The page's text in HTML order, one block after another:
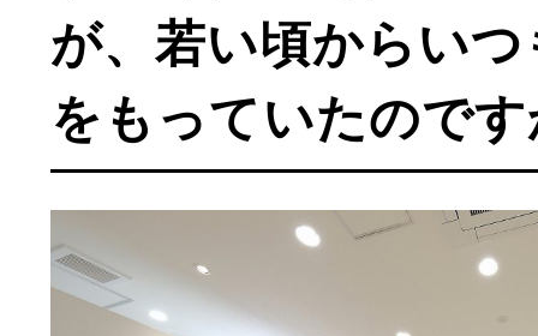
が、若い頃からい
をもっていたので